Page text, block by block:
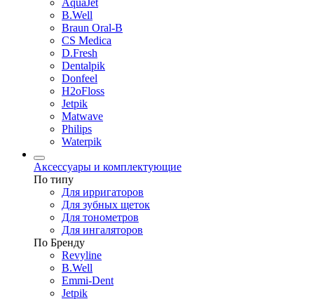
AquaJet
B.Well
Braun Oral-B
CS Medica
D.Fresh
Dentalpik
Donfeel
H2oFloss
Jetpik
Matwave
Philips
Waterpik
Аксессуары и комплектующие
По типу
Для ирригаторов
Для зубных щеток
Для тонометров
Для ингаляторов
По Бренду
Revyline
B.Well
Emmi-Dent
Jetpik